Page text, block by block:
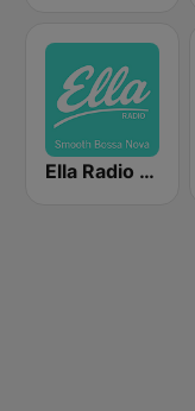
Ella Radio - Smooth Bossa Nova